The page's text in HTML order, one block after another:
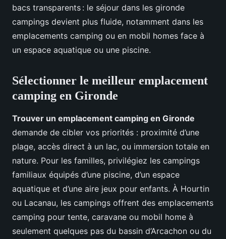
bacs transparents : le séjour dans les gironde
campings devient plus fluide, notamment dans les
emplacements camping ou en mobil homes face à
un espace aquatique ou une piscine.
Sélectionner le meilleur emplacement
camping en Gironde
Trouver un emplacement camping en Gironde
demande de cibler vos priorités : proximité d’une
plage, accès direct à un lac, ou immersion totale en
nature. Pour les familles, privilégiez les campings
familiaux équipés d’une piscine, d’un espace
aquatique et d’une aire jeux pour enfants. À Hourtin
ou Lacanau, les campings offrent des emplacements
camping pour tente, caravane ou mobil home à
seulement quelques pas du bassin d’Arcachon ou du